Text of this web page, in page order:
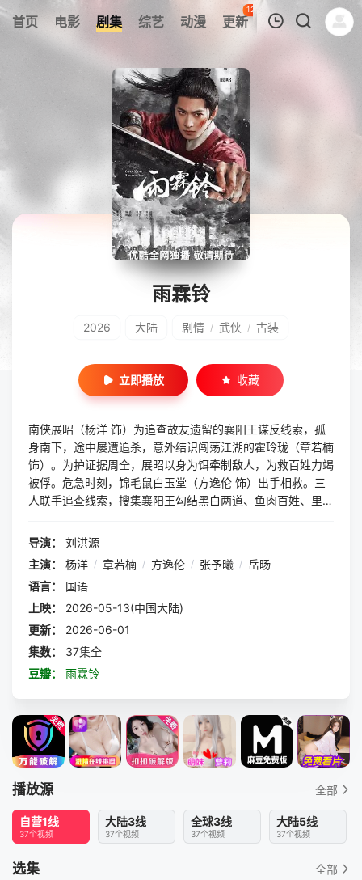
首页 电影 剧集 综艺 动漫 更新
120
热榜 APP
暂无观看影片的记录
雨霖铃
2026 大陆 剧情 / 武侠 / 古装
立即播放 收藏
南侠展昭（杨洋 饰）为追查故友遗留的襄阳王谋反线索，孤
身南下，途中屡遭追杀，意外结识闯荡江湖的霍玲珑（章若楠
饰）。为护证据周全，展昭以身为饵牵制敌人，为救百姓力竭
被俘。危急时刻，锦毛鼠白玉堂（方逸伦 饰）出手相救。三
人联手追查线索，搜集襄阳王勾结黑白两道、鱼肉百姓、里通
与百姓安宁。
导演：
刘洪源
主演：
杨洋 / 章若楠 / 方逸伦 / 张予曦 / 岳旸
语言：
国语
上映：
2026-05-13(中国大陆)
更新：
2026-06-01
集数：
37集全
豆瓣：
雨霖铃
播放源 全部
自营1线
37个视频
大陆3线
37个视频
全球3线
37个视频
大陆5线
37个视频
选集 全部